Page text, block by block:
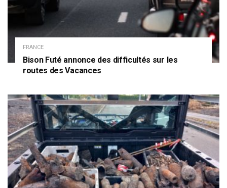
FRANCE
Bison Futé annonce des difficultés sur les
routes des Vacances